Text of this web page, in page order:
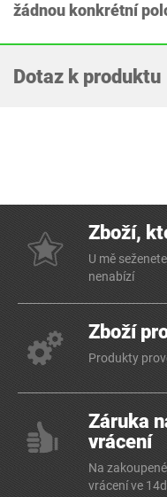
žádnou konkrétní
Dotaz k produktu
Zboží,
U mě
nenabízí
Zboží
Produkty
Záruka
vrácení
Na
vrácení ve